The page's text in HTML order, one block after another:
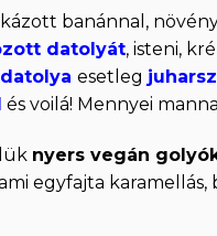
banánnal,
datolyát, isteni,
datolya esetleg
és voilá! Mennyei
nyers vegán
egyfajta